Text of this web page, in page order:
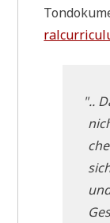
"..